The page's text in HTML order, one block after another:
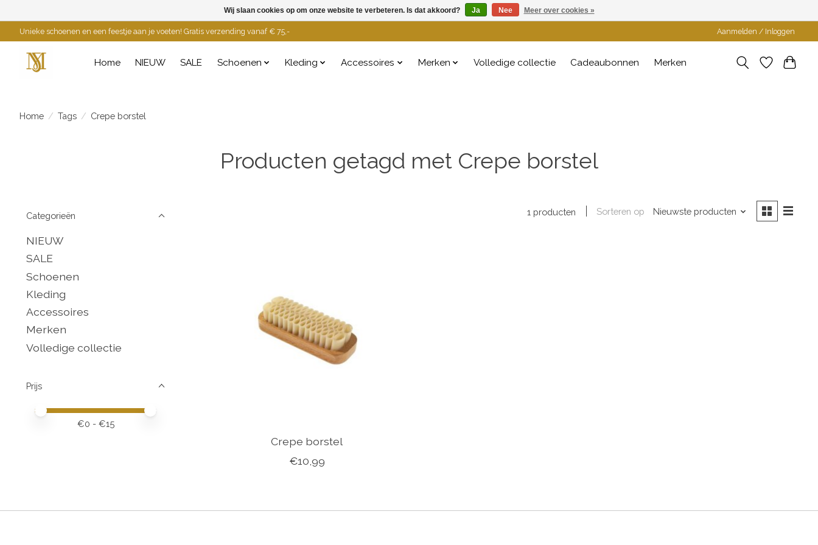
Unieke schoenen en een feestje aan je voeten! Gratis verzending vanaf € 75,- Aanmelden / Inloggen
Home NIEUW SALE Schoenen Kleding Accessoires Merken Volledige collectie Cadeaubonnen Merken
Home / Tags / Crepe borstel
Producten getagd met Crepe borstel
Categorieën
NIEUW
SALE
Schoenen
Kleding
Accessoires
Merken
Volledige collectie
Prijs
Minimale prijswaarde
Price maximum value
€0 - €15
1 producten Sorteren op Nieuwste producten
Crepe borstel
€10,99
Wij slaan cookies op om onze website te verbeteren. Is dat akkoord? Ja Nee Meer over cookies »